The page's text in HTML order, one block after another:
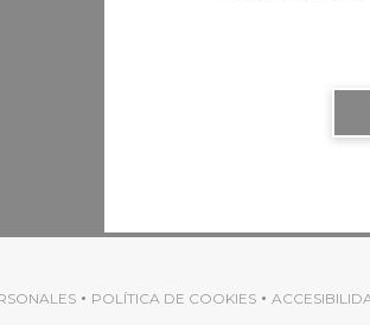
((ABRE EN UNA NUEVA VENTANA))
NUEVA VENTANA))
POLÍTICA DE COOKIES
((ABRE EN UNA NUEVA